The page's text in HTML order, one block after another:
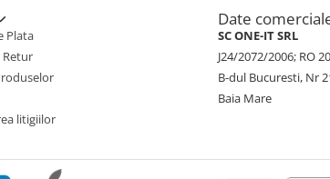
Plata
Retur
litigiilor
Date
SC ONE-IT SRL
J24/2072/2006; RO
B-dul Bucuresti, Nr
Baia Mare